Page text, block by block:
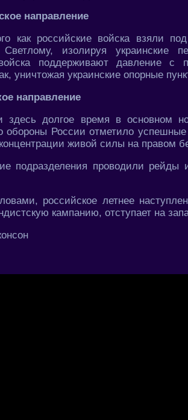
направление
как российские войска взяли
изолируя украинские
поддерживают давление с
уничтожая украинские опорные
направление
здесь долгое время в основном
обороны России отметило
живой силы на правом
подразделения проводили
российское летнее
кампанию, отступает на